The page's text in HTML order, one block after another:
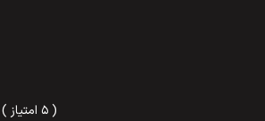
( ۵ امتیاز )